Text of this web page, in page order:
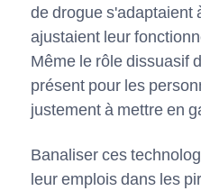
de drogue s'adaptaient
ajustaient leur
Même le rôle dissuasif
présent pour les
justement à mettre en
Banaliser ces
leur emplois dans les